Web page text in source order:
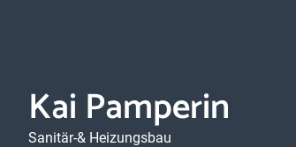
Kai Pamperin
Sanitär-& Heizungsbau